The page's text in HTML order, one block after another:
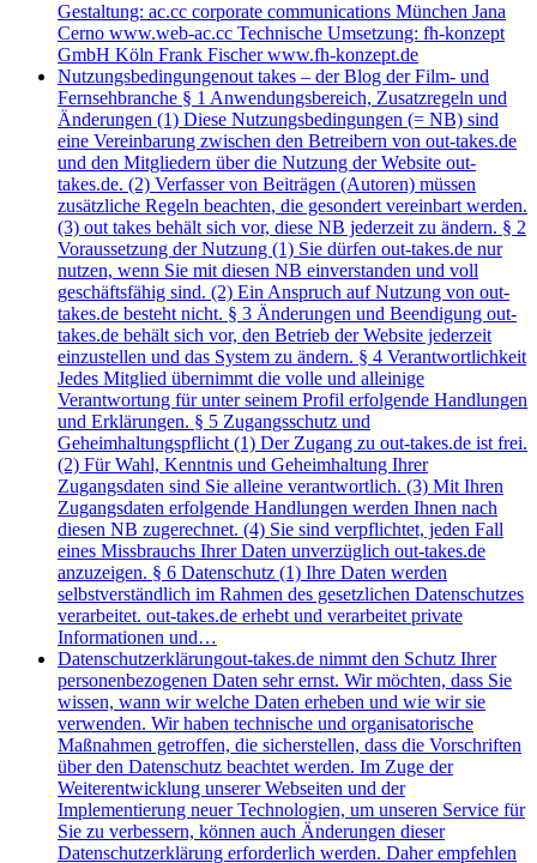
Gestaltung: ac.cc corporate communications München Jana
Cerno www.web-ac.cc Technische Umsetzung: fh-konzept
GmbH Köln Frank Fischer www.fh-konzept.de
Nutzungsbedingungenout takes – der Blog der Film- und
Fernsehbranche § 1 Anwendungsbereich, Zusatzregeln und
Änderungen (1) Diese Nutzungsbedingungen (= NB) sind
eine Vereinbarung zwischen den Betreibern von out-takes.de
und den Mitgliedern über die Nutzung der Website out-
takes.de. (2) Verfasser von Beiträgen (Autoren) müssen
zusätzliche Regeln beachten, die gesondert vereinbart werden.
(3) out takes behält sich vor, diese NB jederzeit zu ändern. § 2
Voraussetzung der Nutzung (1) Sie dürfen out-takes.de nur
nutzen, wenn Sie mit diesen NB einverstanden und voll
geschäftsfähig sind. (2) Ein Anspruch auf Nutzung von out-
takes.de besteht nicht. § 3 Änderungen und Beendigung out-
takes.de behält sich vor, den Betrieb der Website jederzeit
einzustellen und das System zu ändern. § 4 Verantwortlichkeit
Jedes Mitglied übernimmt die volle und alleinige
Verantwortung für unter seinem Profil erfolgende Handlungen
und Erklärungen. § 5 Zugangsschutz und
Geheimhaltungspflicht (1) Der Zugang zu out-takes.de ist frei.
(2) Für Wahl, Kenntnis und Geheimhaltung Ihrer
Zugangsdaten sind Sie alleine verantwortlich. (3) Mit Ihren
Zugangsdaten erfolgende Handlungen werden Ihnen nach
diesen NB zugerechnet. (4) Sie sind verpflichtet, jeden Fall
eines Missbrauchs Ihrer Daten unverzüglich out-takes.de
anzuzeigen. § 6 Datenschutz (1) Ihre Daten werden
selbstverständlich im Rahmen des gesetzlichen Datenschutzes
verarbeitet. out-takes.de erhebt und verarbeitet private
Informationen und…
Datenschutzerklärungout-takes.de nimmt den Schutz Ihrer
personenbezogenen Daten sehr ernst. Wir möchten, dass Sie
wissen, wann wir welche Daten erheben und wie wir sie
verwenden. Wir haben technische und organisatorische
Maßnahmen getroffen, die sicherstellen, dass die Vorschriften
über den Datenschutz beachtet werden. Im Zuge der
Weiterentwicklung unserer Webseiten und der
Implementierung neuer Technologien, um unseren Service für
Sie zu verbessern, können auch Änderungen dieser
Datenschutzerklärung erforderlich werden. Daher empfehlen